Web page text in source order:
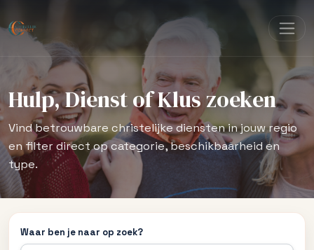
Hulp, Dienst of Klus zoeken
Vind betrouwbare christelijke diensten in jouw regio
en filter direct op categorie, beschikbaarheid en
type.
Waar ben je naar op zoek?